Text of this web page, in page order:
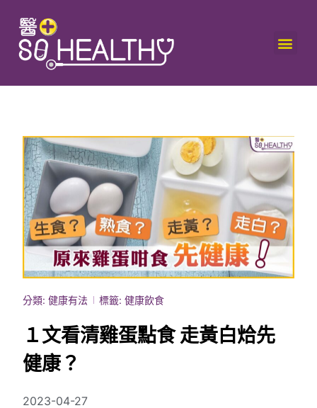
分類: 健康有法 標籤: 健康飲食
１文看清雞蛋點食 走黃白烚先
健康？
2023-04-27